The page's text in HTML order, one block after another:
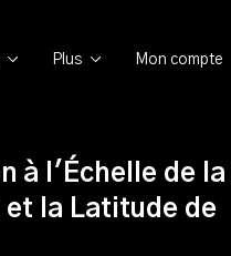
Plus Mon compte
à l'Échelle de la
et la Latitude de